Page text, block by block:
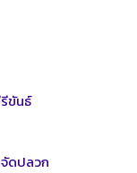
ขันธ์
ดปลวก